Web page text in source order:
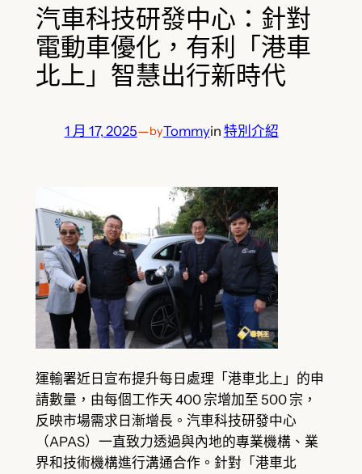
汽車科技研發中心：針對
電動車優化，有利「港車
北上」智慧出行新時代
1 月 17, 2025—byTommyin 特別介紹
運輸署近日宣布提升每日處理「港車北上」的申
請數量，由每個工作天 400 宗增加至 500 宗，
反映市場需求日漸增長。汽車科技研發中心
（APAS）一直致力透過與內地的專業機構、業
界和技術機構進行溝通合作。針對「港車北